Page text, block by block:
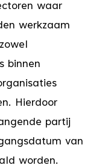
waar
werkzaam
binnen
Hierdoor
partij
van
worden.